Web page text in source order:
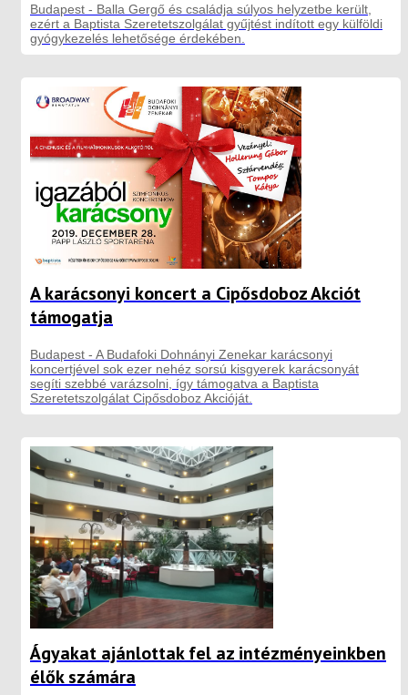
Budapest - Balla Gergő és családja súlyos helyzetbe került,
ezért a Baptista Szeretetszolgálat gyűjtést indított egy külföldi
gyógykezelés lehetősége érdekében.
A karácsonyi koncert a Cipősdoboz Akciót
támogatja
Budapest - A Budafoki Dohnányi Zenekar karácsonyi
koncertjével sok ezer nehéz sorsú kisgyerek karácsonyát
segíti szebbé varázsolni, így támogatva a Baptista
Szeretetszolgálat Cipősdoboz Akcióját.
Ágyakat ajánlottak fel az intézményeinkben
élők számára